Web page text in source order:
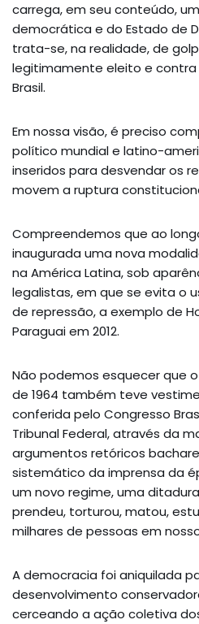
carrega, em seu conteúdo,
democrática e do Estado de
trata-se, na realidade, de
legitimamente eleito e contra
Brasil.
Em nossa visão, é preciso
político mundial e latino-
inseridos para desvendar os
movem a ruptura
Compreendemos que ao
inaugurada uma nova
na América Latina, sob
legalistas, em que se evita o
de repressão, a exemplo de
Paraguai em 2012.
Não podemos esquecer que
de 1964 também teve
conferida pelo Congresso
Tribunal Federal, através da
argumentos retóricos
sistemático da imprensa da
um novo regime, uma
prendeu, torturou, matou,
milhares de pessoas em
A democracia foi aniquilada
desenvolvimento
cerceando a ação coletiva